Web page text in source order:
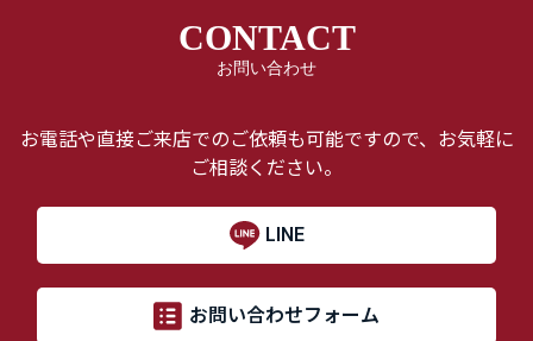
CONTACT
お問い合わせ
お電話や直接ご来店でのご依頼も可能ですので、お気軽に
ご相談ください。
LINE
お問い合わせフォーム